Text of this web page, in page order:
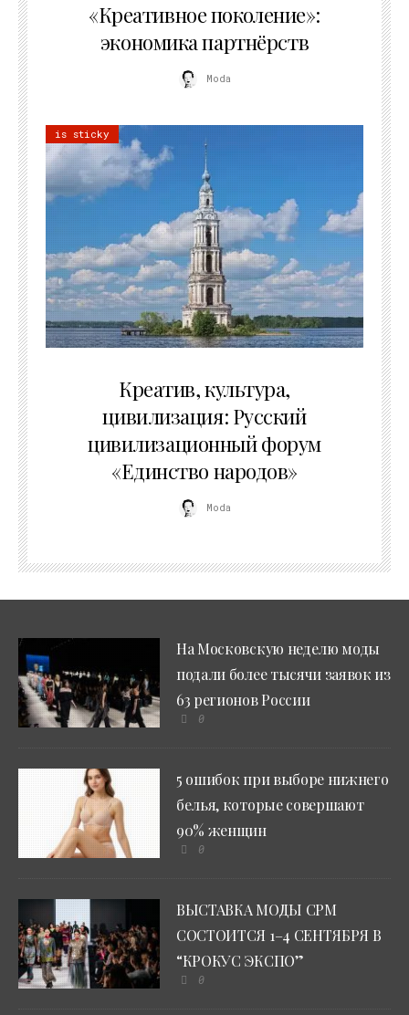
«Креативное поколение»:
экономика партнёрств
Moda
is sticky
Креатив, культура,
цивилизация: Русский
цивилизационный форум
«Единство народов»
Moda
На Московскую неделю моды
подали более тысячи заявок из
63 регионов России
0
5 ошибок при выборе нижнего
белья, которые совершают
90% женщин
0
ВЫСТАВКА МОДЫ CPM
СОСТОИТСЯ 1–4 СЕНТЯБРЯ В
“КРОКУС ЭКСПО”
0